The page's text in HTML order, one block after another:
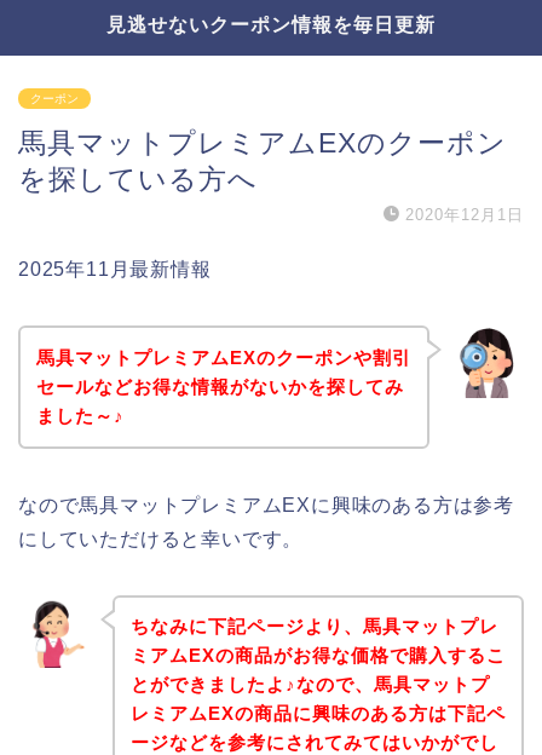
見逃せないクーポン情報を毎日更新
クーポン
馬具マットプレミアムEXのクーポン
を探している方へ
2020年12月1日
2025年11月最新情報
馬具マットプレミアムEXのクーポンや割引
セールなどお得な情報がないかを探してみ
ました～♪
なので馬具マットプレミアムEXに興味のある方は参考
にしていただけると幸いです。
ちなみに下記ページより、馬具マットプレ
ミアムEXの商品がお得な価格で購入するこ
とができましたよ♪なので、馬具マットプ
レミアムEXの商品に興味のある方は下記ペ
ージなどを参考にされてみてはいかがでし